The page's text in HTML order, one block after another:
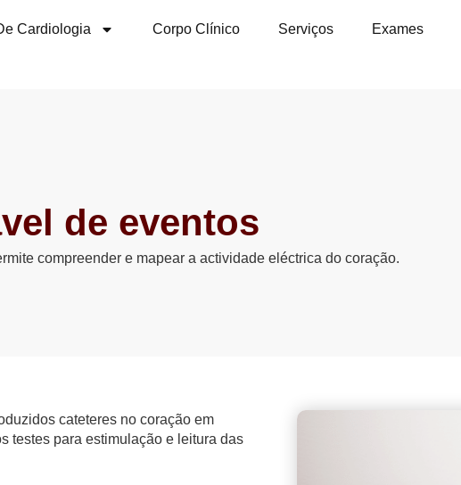
Cardiologia Corpo Clínico Serviços Exames
de eventos
compreender e mapear a actividade eléctrica do coração.
cateteres no coração em
testes para estimulação e leitura das